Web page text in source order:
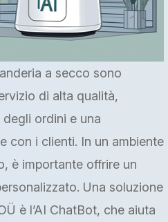
a secco sono
di alta qualità,
degli ordini e una
con i clienti. In un ambiente
è importante offrire un
Una soluzione
è l’AI ChatBot, che aiuta